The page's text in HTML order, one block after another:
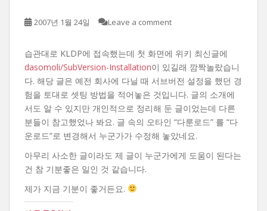
2007년 1월 24일 Leave a comment
습관대로 KLDP에 접속했는데 첫 화면에 위키 최신글에
dasomoli/SubVersion-Installation이 있길래 깜짝놀랐습니
다. 해당 글은 예전 회사에 다닐 때 서브버전 설정을 했던 경
험을 토대로 셋팅 방법을 적어놓은 것입니다. 글의 소개에
서도 알 수 있지만 개인적으로 정리해 둔 글이었는데 다른
분들이 참고했었나 봐요. 글 속의 오타인 “다룬로드” 를 “다
운로드”로 변경해서 누군가가 수정해 놓았네요.
아무리 사소한 글이라도 제 글이 누군가에게 도움이 된다는
건 참 기분좋은 일인 것 같습니다.
제가 지금 기분이 좋거든요.